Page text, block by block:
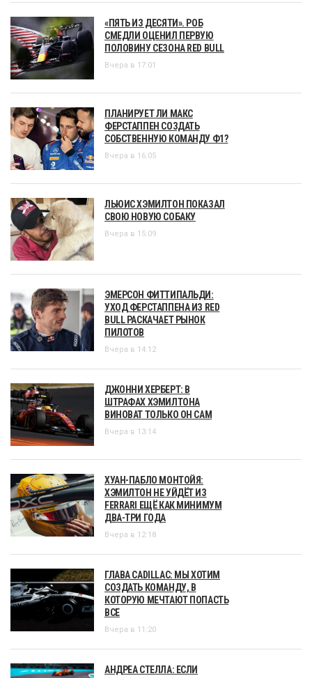
«ПЯТЬ ИЗ ДЕСЯТИ». РОБ
СМЕДЛИ ОЦЕНИЛ ПЕРВУЮ
ПОЛОВИНУ СЕЗОНА RED BULL
Вчера в 17:01
ПЛАНИРУЕТ ЛИ МАКС
ФЕРСТАППЕН СОЗДАТЬ
СОБСТВЕННУЮ КОМАНДУ Ф1?
Вчера в 16:05
ЛЬЮИС ХЭМИЛТОН ПОКАЗАЛ
СВОЮ НОВУЮ СОБАКУ
Вчера в 15:09
ЭМЕРСОН ФИТТИПАЛЬДИ:
УХОД ФЕРСТАППЕНА ИЗ RED
BULL РАСКАЧАЕТ РЫНОК
ПИЛОТОВ
Вчера в 14:12
ДЖОННИ ХЕРБЕРТ: В
ШТРАФАХ ХЭМИЛТОНА
ВИНОВАТ ТОЛЬКО ОН САМ
Вчера в 13:14
ХУАН-ПАБЛО МОНТОЙЯ:
ХЭМИЛТОН НЕ УЙДЁТ ИЗ
FERRARI ЕЩЁ КАК МИНИМУМ
ДВА-ТРИ ГОДА
Вчера в 12:18
ГЛАВА CADILLAC: МЫ ХОТИМ
СОЗДАТЬ КОМАНДУ, В
КОТОРУЮ МЕЧТАЮТ ПОПАСТЬ
ВСЕ
Вчера в 11:20
АНДРЕА СТЕЛЛА: ЕСЛИ